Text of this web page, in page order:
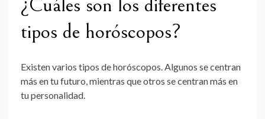
¿Cuáles son los diferentes
tipos de horóscopos?
Existen varios tipos de horóscopos. Algunos se centran
más en tu futuro, mientras que otros se centran más en
tu personalidad.